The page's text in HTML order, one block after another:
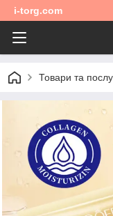
i-torg.com
Товари та